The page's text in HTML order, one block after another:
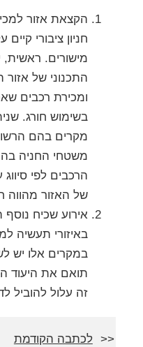
הקצאת אזור
חניון ציבורי
מישורים.
התכנוני של
ומכירת רכבים
בשימוש חורג.
מקרים בהם
משטחי החניה
הרכבים לפי
של האזור מהווה
אירוע שכיח
באיזורי תעשיה
במקרים אלו יש
תואם את היעוד
זה עלול להוביל
לכתבה הקודמת